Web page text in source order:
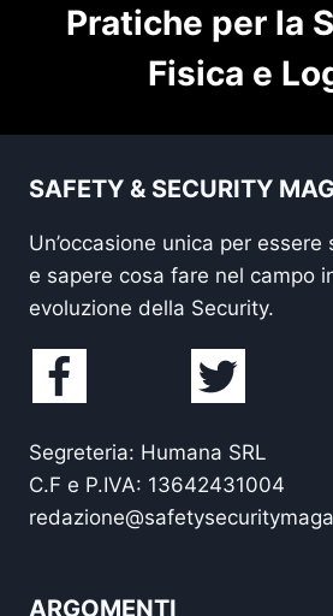
Pratiche per la
Fisica e
SAFETY & SECURITY
Un’occasione unica per
e sapere cosa fare nel campo
evoluzione della Security.
Segreteria: Humana SRL
C.F e P.IVA: 13642431004
ARGOMENTI